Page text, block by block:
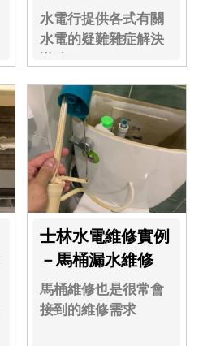
水電行提供各式有關
水電的疑難雜症解決
士林水電維修實例
－馬桶漏水維修
馬桶維修也是很常會
接到的維修需求